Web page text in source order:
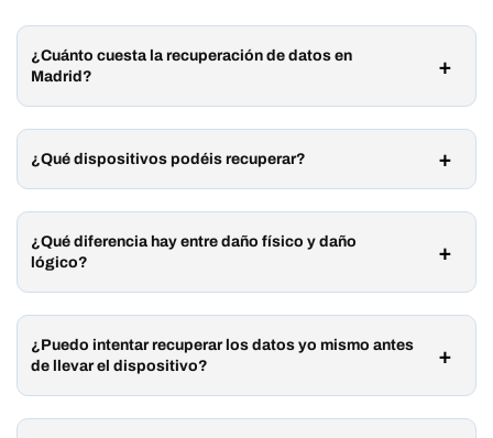
¿Cuánto cuesta la recuperación de datos en
Madrid?
¿Qué dispositivos podéis recuperar?
¿Qué diferencia hay entre daño físico y daño
lógico?
¿Puedo intentar recuperar los datos yo mismo antes
de llevar el dispositivo?